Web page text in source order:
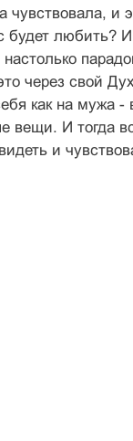
и
любить?
через свой
как на мужа
И тогда
и